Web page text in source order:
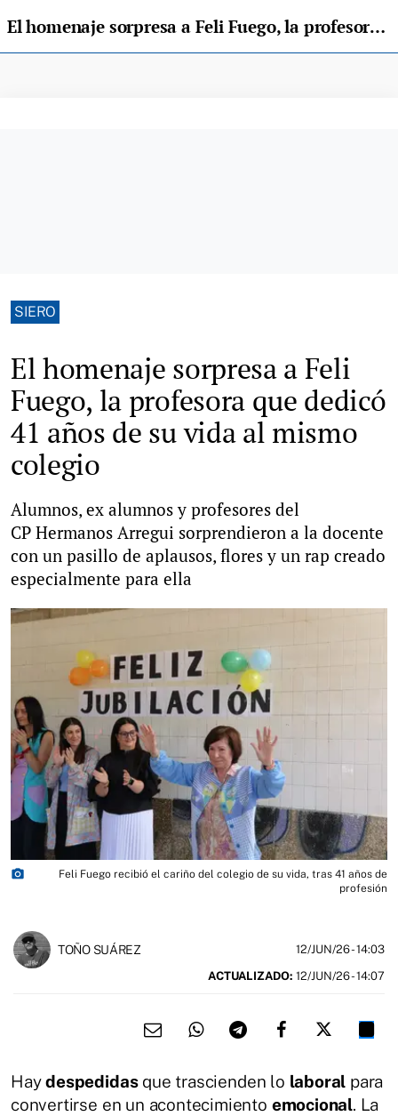
El homenaje sorpresa a Feli Fuego, la profesora que dedicó 41 años de su vida al mismo colegio
SIERO
El homenaje sorpresa a Feli
Fuego, la profesora que dedicó
41 años de su vida al mismo
colegio
Alumnos, ex alumnos y profesores del
CP Hermanos Arregui sorprendieron a la docente
con un pasillo de aplausos, flores y un rap creado
especialmente para ella
photo_camera
Feli Fuego recibió el cariño del colegio de su vida, tras 41 años de
profesión
TOÑO SUÁREZ 12/JUN/26- 14:03
ACTUALIZADO: 12/JUN/26 - 14:07
Haydespedidasque trascienden lo laboral para
convertirse en un acontecimiento emocional. La